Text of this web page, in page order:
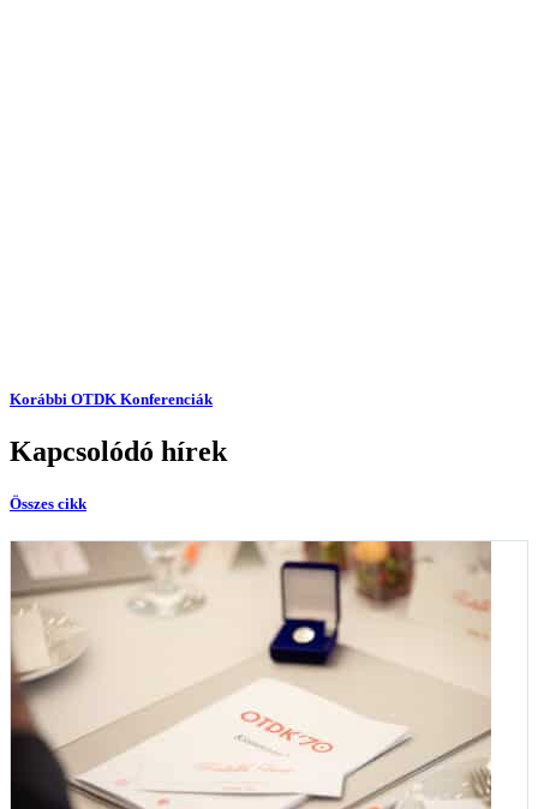
Korábbi OTDK Konferenciák
Kapcsolódó hírek
Összes cikk